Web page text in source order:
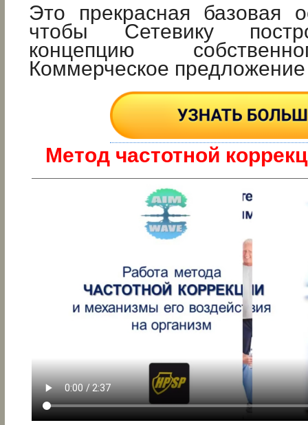
Это прекрасная базовая
чтобы Сетевику
концепцию
Коммерческое
Метод частотной